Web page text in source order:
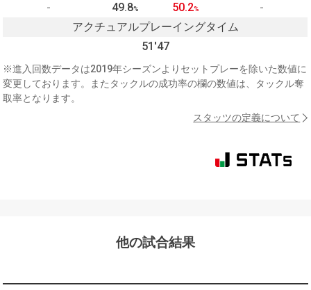
-
49.8% 50.2%
-
アクチュアルプレーイングタイム
51'47
※進入回数データは2019年シーズンよりセットプレーを除いた数値に
変更しております。またタックルの成功率の欄の数値は、タックル奪
取率となります。
スタッツの定義について
他の試合結果